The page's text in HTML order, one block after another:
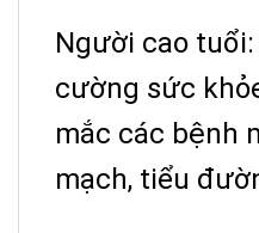
Người cao
cường sức
mắc các bệnh
mạch, tiểu